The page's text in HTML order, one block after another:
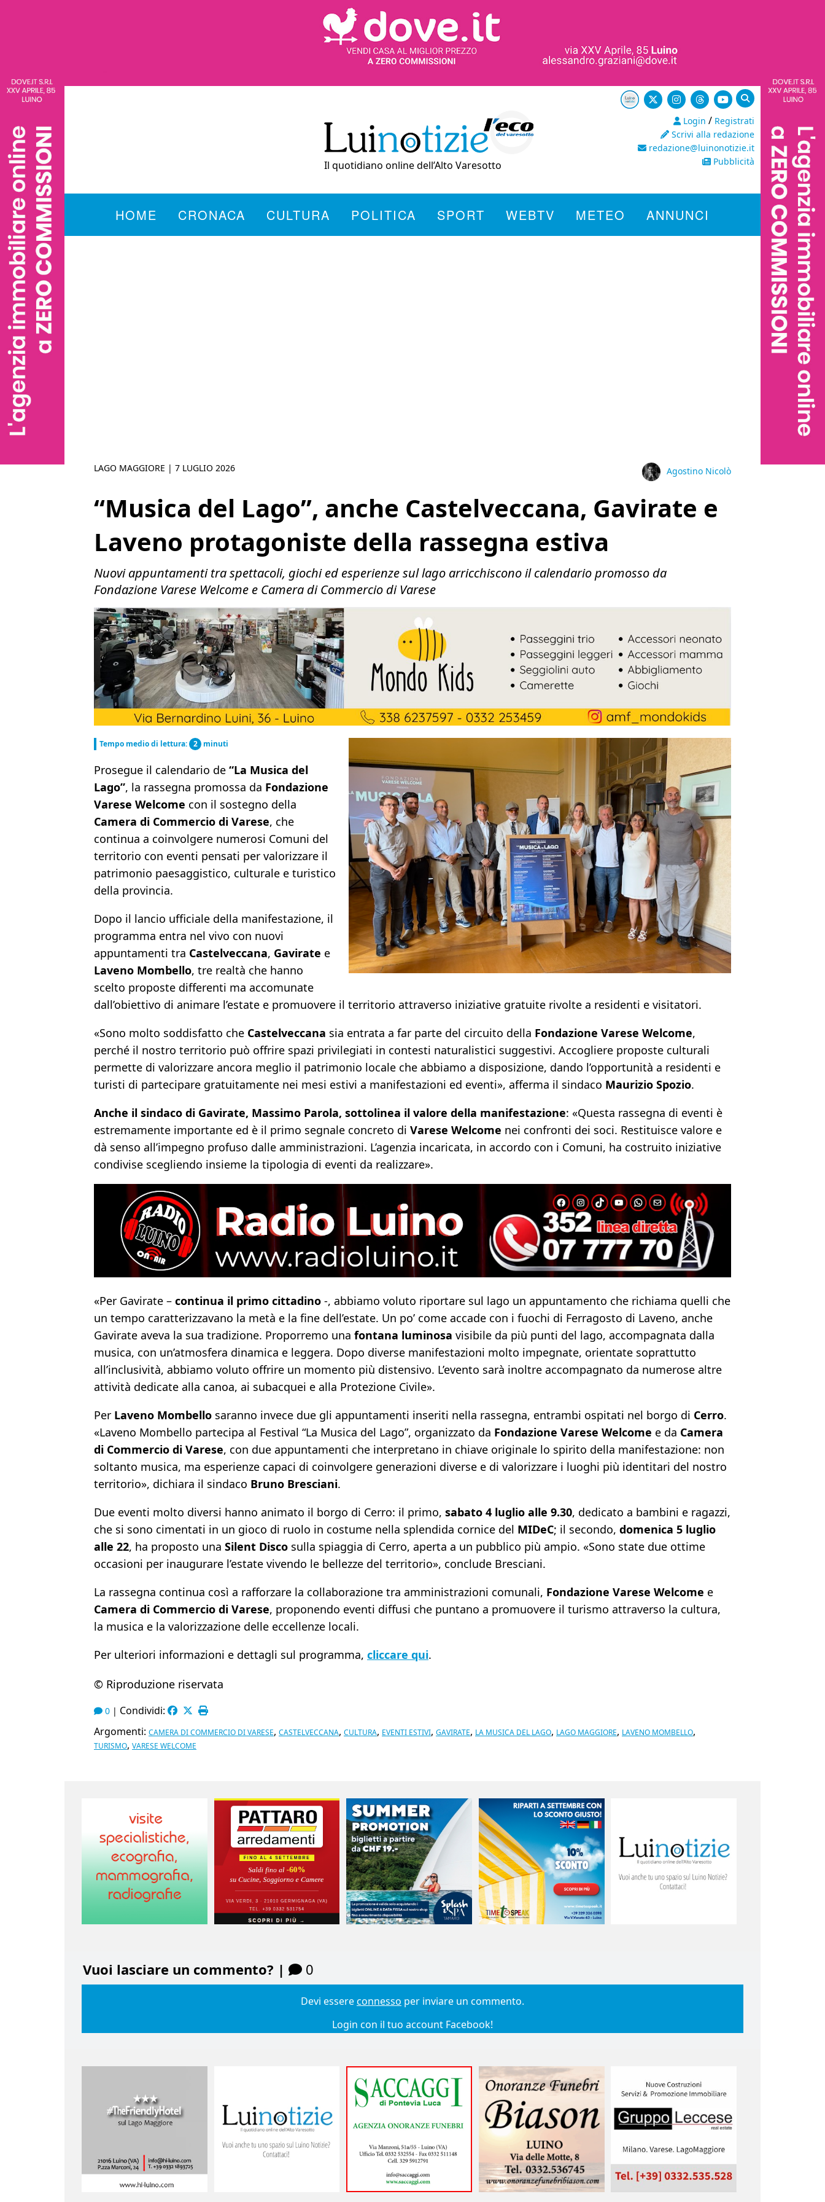
Il quotidiano online dell’Alto Varesotto
Login / Registrati
Scrivi alla redazione
redazione@luinonotizie.it
Pubblicità
HOME CRONACA CULTURA POLITICA SPORT WEBTV METEO ANNUNCI
LAGO MAGGIORE | 7 LUGLIO 2026 Agostino Nicolò
“Musica del Lago”, anche Castelveccana, Gavirate e
Laveno protagoniste della rassegna estiva
Nuovi appuntamenti tra spettacoli, giochi ed esperienze sul lago arricchiscono il calendario promosso da
Fondazione Varese Welcome e Camera di Commercio di Varese
Tempo medio di lettura: 2 minuti
Prosegue il calendario de “La Musica del
Lago”, la rassegna promossa da Fondazione
Varese Welcome con il sostegno della
Camera di Commercio di Varese, che
continua a coinvolgere numerosi Comuni del
territorio con eventi pensati per valorizzare il
patrimonio paesaggistico, culturale e turistico
della provincia.
Dopo il lancio ufficiale della manifestazione, il
programma entra nel vivo con nuovi
appuntamenti tra Castelveccana, Gavirate e
Laveno Mombello, tre realtà che hanno
scelto proposte differenti ma accomunate
dall’obiettivo di animare l’estate e promuovere il territorio attraverso iniziative gratuite rivolte a residenti e visitatori.
«Sono molto soddisfatto che Castelveccana sia entrata a far parte del circuito della Fondazione Varese Welcome,
perché il nostro territorio può offrire spazi privilegiati in contesti naturalistici suggestivi. Accogliere proposte culturali
permette di valorizzare ancora meglio il patrimonio locale che abbiamo a disposizione, dando l’opportunità a residenti e
turisti di partecipare gratuitamente nei mesi estivi a manifestazioni ed eventi», afferma il sindaco Maurizio Spozio.
Anche il sindaco di Gavirate, Massimo Parola, sottolinea il valore della manifestazione: «Questa rassegna di eventi è
estremamente importante ed è il primo segnale concreto di Varese Welcome nei confronti dei soci. Restituisce valore e
dà senso all’impegno profuso dalle amministrazioni. L’agenzia incaricata, in accordo con i Comuni, ha costruito iniziative
condivise scegliendo insieme la tipologia di eventi da realizzare».
«Per Gavirate – continua il primo cittadino -, abbiamo voluto riportare sul lago un appuntamento che richiama quelli che
un tempo caratterizzavano la metà e la fine dell’estate. Un po’ come accade con i fuochi di Ferragosto di Laveno, anche
Gavirate aveva la sua tradizione. Proporremo una fontana luminosa visibile da più punti del lago, accompagnata dalla
musica, con un’atmosfera dinamica e leggera. Dopo diverse manifestazioni molto impegnate, orientate soprattutto
all’inclusività, abbiamo voluto offrire un momento più distensivo. L’evento sarà inoltre accompagnato da numerose altre
attività dedicate alla canoa, ai subacquei e alla Protezione Civile».
Per Laveno Mombello saranno invece due gli appuntamenti inseriti nella rassegna, entrambi ospitati nel borgo di Cerro.
«Laveno Mombello partecipa al Festival “La Musica del Lago”, organizzato da Fondazione Varese Welcome e da Camera
di Commercio di Varese, con due appuntamenti che interpretano in chiave originale lo spirito della manifestazione: non
soltanto musica, ma esperienze capaci di coinvolgere generazioni diverse e di valorizzare i luoghi più identitari del nostro
territorio», dichiara il sindaco Bruno Bresciani.
Due eventi molto diversi hanno animato il borgo di Cerro: il primo, sabato 4 luglio alle 9.30, dedicato a bambini e ragazzi,
che si sono cimentati in un gioco di ruolo in costume nella splendida cornice del MIDeC; il secondo, domenica 5 luglio
alle 22, ha proposto una Silent Disco sulla spiaggia di Cerro, aperta a un pubblico più ampio. «Sono state due ottime
occasioni per inaugurare l’estate vivendo le bellezze del territorio», conclude Bresciani.
La rassegna continua così a rafforzare la collaborazione tra amministrazioni comunali, Fondazione Varese Welcome e
Camera di Commercio di Varese, proponendo eventi diffusi che puntano a promuovere il turismo attraverso la cultura,
la musica e la valorizzazione delle eccellenze locali.
Per ulteriori informazioni e dettagli sul programma, cliccare qui.
© Riproduzione riservata
0 | Condividi:
Argomenti: CAMERA DI COMMERCIO DI VARESE, CASTELVECCANA, CULTURA, EVENTI ESTIVI, GAVIRATE, LA MUSICA DEL LAGO, LAGO MAGGIORE, LAVENO MOMBELLO,
TURISMO, VARESE WELCOME
Vuoi lasciare un commento? | 0
Devi essereconnesso per inviare un commento.
Login con il tuo account Facebook!